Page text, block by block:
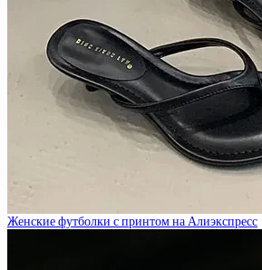
Женские футболки с принтом на Алиэкспресс